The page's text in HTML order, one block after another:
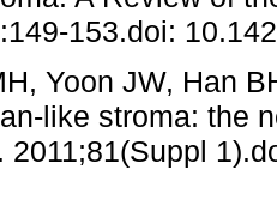
153.doi:
Yoon JW, Han
like stroma: the
2011;81(Suppl